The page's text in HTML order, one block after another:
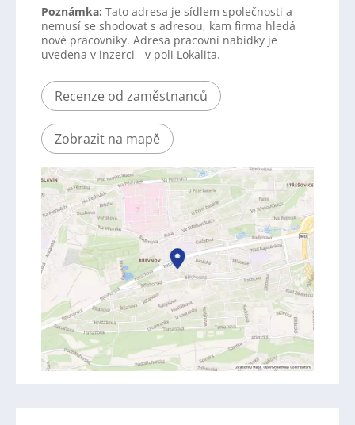
Poznámka: Tato adresa je sídlem společnosti a
nemusí se shodovat s adresou, kam firma hledá
nové pracovníky. Adresa pracovní nabídky je
uvedena v inzerci - v poli Lokalita.
Recenze od zaměstnanců
Zobrazit na mapě